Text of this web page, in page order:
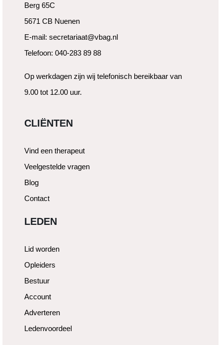
Berg 65C
5671 CB Nuenen
E-mail: secretariaat@vbag.nl
Telefoon: 040-283 89 88
Op werkdagen zijn wij telefonisch bereikbaar van
9.00 tot 12.00 uur.
CLIËNTEN
Vind een therapeut
Veelgestelde vragen
Blog
Contact
LEDEN
Lid worden
Opleiders
Bestuur
Account
Adverteren
Ledenvoordeel